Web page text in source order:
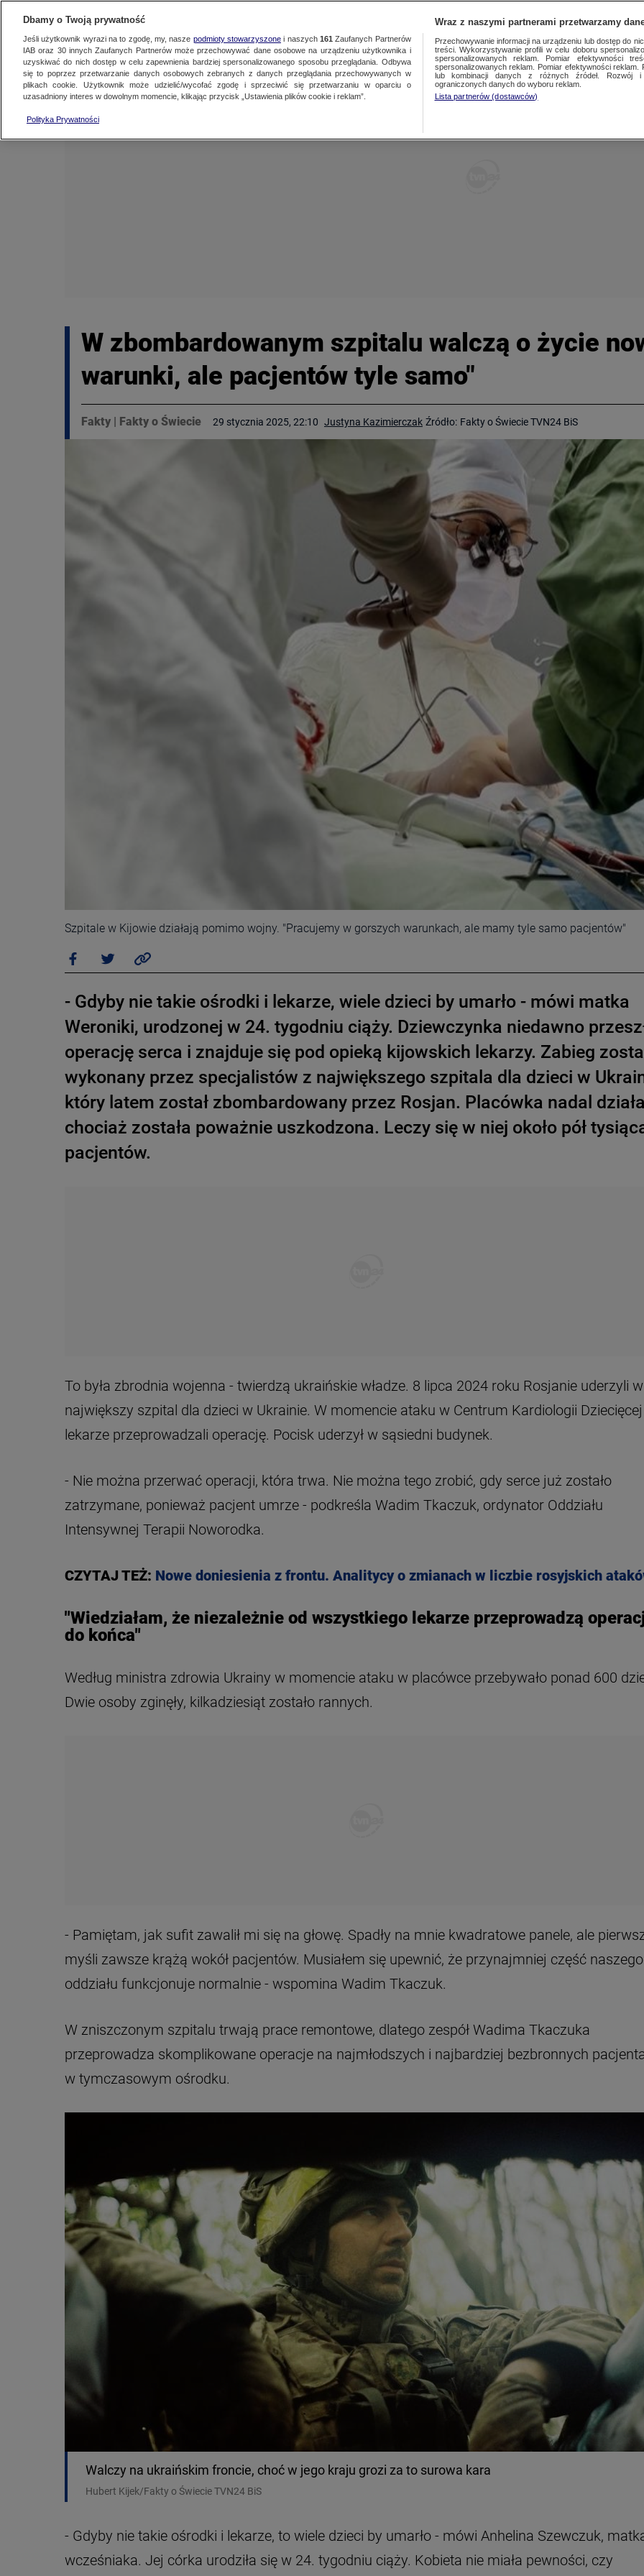
FAKTY PO FAKTACH FAKTY O ŚWIECIE
W zbombardowanym szpitalu walczą o życie
warunki, ale pacjentów tyle samo"
Fakty | Fakty o Świecie 29 stycznia 2025, 22:10 Justyna Kazimierczak Źródło: Fakty o Świecie TVN24 BiS
Szpitale w Kijowie działają pomimo wojny. "Pracujemy w gorszych warunkach, ale mamy tyle samo pacjentów"
- Gdyby nie takie ośrodki i lekarze, wiele dzieci by umarło - mówi matka
Weroniki, urodzonej w 24. tygodniu ciąży. Dziewczynka niedawno
operację serca i znajduje się pod opieką kijowskich lekarzy. Zabieg
wykonany przez specjalistów z największego szpitala dla dzieci w
który latem został zbombardowany przez Rosjan. Placówka nadal
chociaż została poważnie uszkodzona. Leczy się w niej około pół
pacjentów.
To była zbrodnia wojenna - twierdzą ukraińskie władze. 8 lipca 2024 roku Rosjanie uderzyli w
największy szpital dla dzieci w Ukrainie. W momencie ataku w Centrum Kardiologii Dziecięcej
- Nie można przerwać operacji, która trwa. Nie można tego zrobić, gdy serce już zostało
zatrzymane, ponieważ pacjent umrze - podkreśla Wadim Tkaczuk, ordynator Oddziału
Intensywnej Terapii Noworodka.
CZYTAJ TEŻ: Nowe doniesienia z frontu. Analitycy o zmianach w liczbie rosyjskich
"Wiedziałam, że niezależnie od wszystkiego lekarze przeprowadzą
do końca"
Według ministra zdrowia Ukrainy w momencie ataku w placówce przebywało ponad 600
- Pamiętam, jak sufit zawalił mi się na głowę. Spadły na mnie kwadratowe panele, ale
myśli zawsze krążą wokół pacjentów. Musiałem się upewnić, że przynajmniej część naszego
oddziału funkcjonuje normalnie - wspomina Wadim Tkaczuk.
W zniszczonym szpitalu trwają prace remontowe, dlatego zespół Wadima Tkaczuka
przeprowadza skomplikowane operacje na najmłodszych i najbardziej bezbronnych
w tymczasowym ośrodku.
Walczy na ukraińskim froncie, choć w jego kraju grozi za to surowa kara
Hubert Kijek/Fakty o Świecie TVN24 BiS
- Gdyby nie takie ośrodki i lekarze, to wiele dzieci by umarło - mówi Anhelina Szewczuk,
wcześniaka. Jej córka urodziła się w 24. tygodniu ciąży. Kobieta nie miała pewności, czy
Dbamy o Twoją prywatność
Jeśli użytkownik wyrazi na to zgodę, my, nasze podmioty stowarzyszonei naszych 161 Zaufanych Partnerów
IAB oraz 30innych Zaufanych Partnerów może przechowywać dane osobowe na urządzeniu użytkownika i
uzyskiwać do nich dostęp w celu zapewnienia bardziej spersonalizowanego sposobu przeglądania. Odbywa
się to poprzez przetwarzanie danych osobowych zebranych z danych przeglądania przechowywanych w
plikach cookie. Użytkownik może udzielić/wycofać zgodę i sprzeciwić się przetwarzaniu w oparciu o
uzasadniony interes w dowolnym momencie, klikając przycisk „Ustawienia plików cookie i reklam”.
Polityka Prywatności
Wraz z naszymi partnerami przetwarzamy
Przechowywanie informacji na urządzeniu lub dostęp do
treści. Wykorzystywanie profili w celu doboru
spersonalizowanych reklam. Pomiar efektywności
spersonalizowanych reklam. Pomiar efektywności
lub kombinacji danych z różnych źródeł. Rozwój i
ograniczonych danych do wyboru reklam.
Lista partnerów (dostawców)